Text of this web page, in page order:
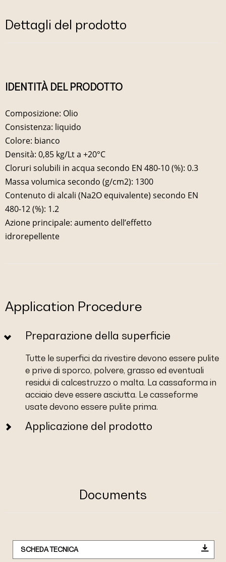
Dettagli del prodotto
IDENTITÀ DEL PRODOTTO
Composizione: Olio
Consistenza: liquido
Colore: bianco
Densità: 0,85 kg/Lt a +20°C
Cloruri solubili in acqua secondo EN 480-10 (%): 0.3
Massa volumica secondo (g/cm2): 1300
Contenuto di alcali (Na2O equivalente) secondo EN
480-12 (%): 1.2
Azione principale: aumento dell’effetto
idrorepellente
Application Procedure
Preparazione della superficie
Tutte le superfici da rivestire devono essere pulite
e prive di sporco, polvere, grasso ed eventuali
residui di calcestruzzo o malta. La cassaforma in
acciaio deve essere asciutta. Le casseforme
usate devono essere pulite prima.
Applicazione del prodotto
Documents
SCHEDA TECNICA